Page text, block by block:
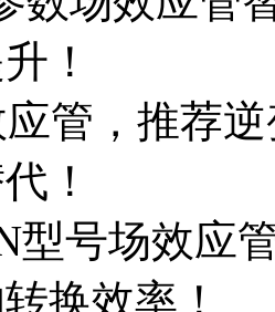
！
应管，推荐
！
型号场效应
换效率！